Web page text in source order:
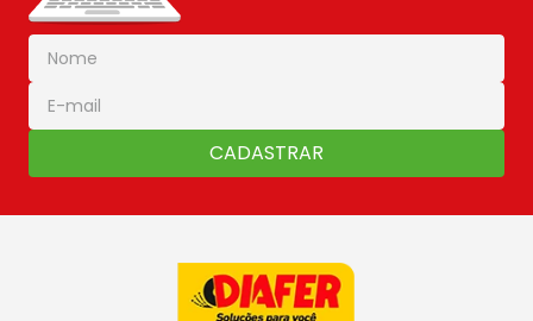
CADASTRAR